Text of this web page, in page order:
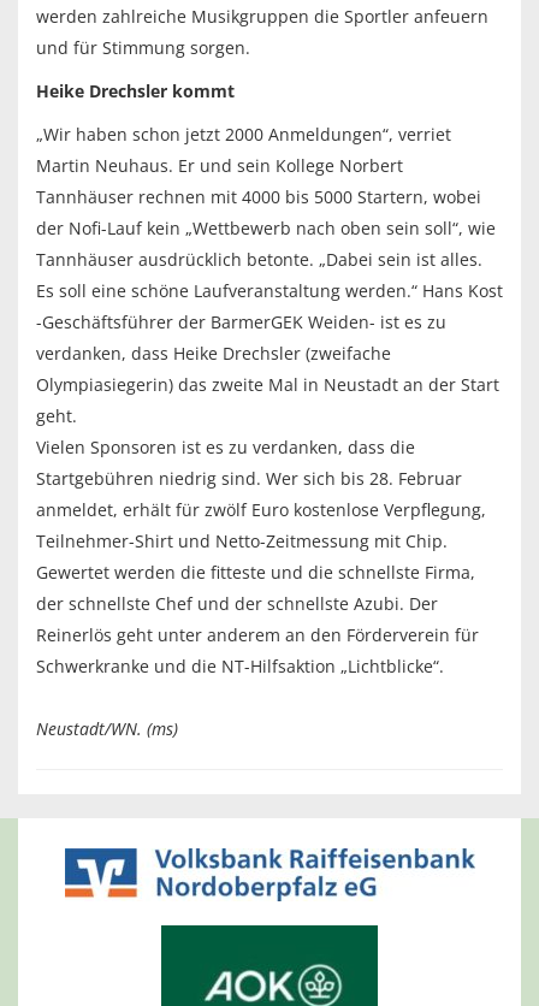
werden zahlreiche Musikgruppen die Sportler anfeuern
und für Stimmung sorgen.
Heike Drechsler kommt
„Wir haben schon jetzt 2000 Anmeldungen“, verriet
Martin Neuhaus. Er und sein Kollege Norbert
Tannhäuser rechnen mit 4000 bis 5000 Startern, wobei
der Nofi-Lauf kein „Wettbewerb nach oben sein soll“, wie
Tannhäuser ausdrücklich betonte. „Dabei sein ist alles.
Es soll eine schöne Laufveranstaltung werden.“ Hans Kost
-Geschäftsführer der BarmerGEK Weiden- ist es zu
verdanken, dass Heike Drechsler (zweifache
Olympiasiegerin) das zweite Mal in Neustadt an der Start
geht.
Vielen Sponsoren ist es zu verdanken, dass die
Startgebühren niedrig sind. Wer sich bis 28. Februar
anmeldet, erhält für zwölf Euro kostenlose Verpflegung,
Teilnehmer-Shirt und Netto-Zeitmessung mit Chip.
Gewertet werden die fitteste und die schnellste Firma,
der schnellste Chef und der schnellste Azubi. Der
Reinerlös geht unter anderem an den Förderverein für
Schwerkranke und die NT-Hilfsaktion „Lichtblicke“.
Neustadt/WN. (ms)